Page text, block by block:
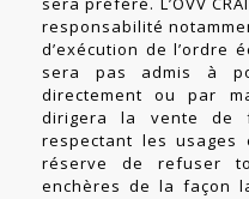
responsabilité
d’exécution de l’ordre
sera pas admis à
directement ou par
dirigera la vente de
respectant les usages
réserve de refuser
enchères de la façon